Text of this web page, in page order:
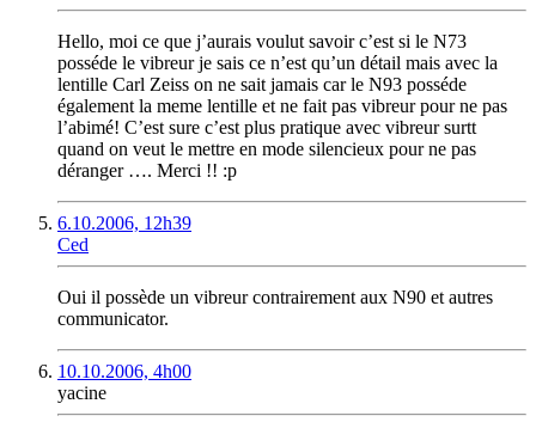
Hello, moi ce que j’aurais voulut savoir c’est si le N73
posséde le vibreur je sais ce n’est qu’un détail mais avec la
lentille Carl Zeiss on ne sait jamais car le N93 posséde
également la meme lentille et ne fait pas vibreur pour ne pas
l’abimé! C’est sure c’est plus pratique avec vibreur surtt
quand on veut le mettre en mode silencieux pour ne pas
déranger …. Merci !! :p
6.10.2006, 12h39
Ced
Oui il possède un vibreur contrairement aux N90 et autres
communicator.
10.10.2006, 4h00
yacine